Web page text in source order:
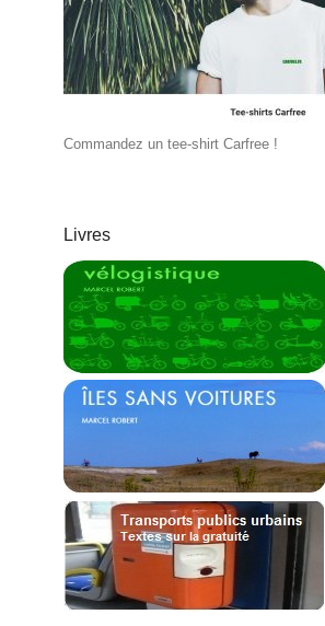
Commandez un tee-shirt Carfree !
Livres